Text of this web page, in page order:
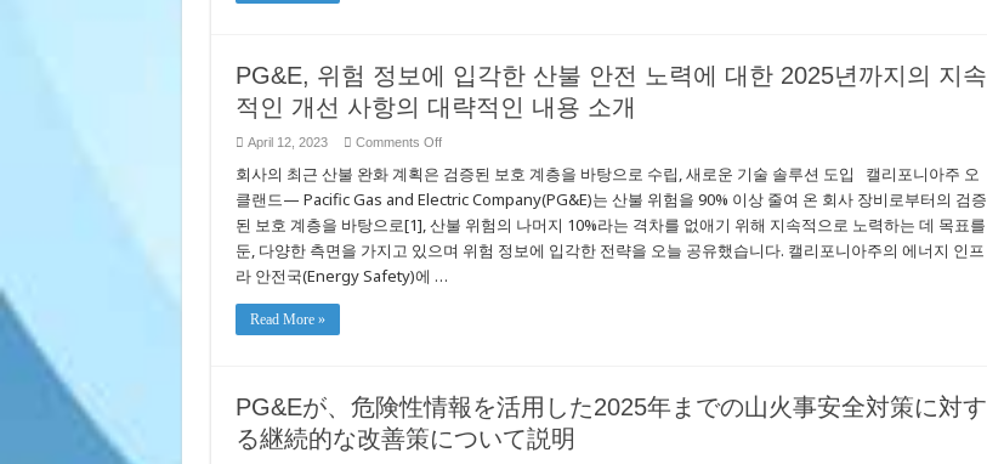
ਜੋਖਮ-
ਸੁਧਾਰਾਂ
ਰੂਪਰੇਖਾ
ਰੱਖੀ
PG&E, 위험 정보에 입각한 산불 안전 노력에 대한 2025년까지의 지속
적인 개선 사항의 대략적인 내용 소개
April 12, 2023 Comments Offon
위
정
보
에
입
각
력
대
회사의 최근 산불 완화 계획은 검증된 보호 계층을 바탕으로 수립, 새로운 기술 솔루션 도입 캘리포니아주 오
클랜드— Pacific Gas and Electric Company(PG&E)는 산불 위험을 90% 이상 줄여 온 회사 장비로부터의 검증
된 보호 계층을 바탕으로[1], 산불 위험의 나머지 10%라는 격차를 없애기 위해 지속적으로 노력하는 데 목표를
둔, 다양한 측면을 가지고 있으며 위험 정보에 입각한 전략을 오늘 공유했습니다. 캘리포니아주의 에너지 인프
라 안전국(Energy Safety)에 …
Read More »
PG&Eが、危険性情報を活用した2025年までの山火事安全対策に対す
る継続的な改善策について説明